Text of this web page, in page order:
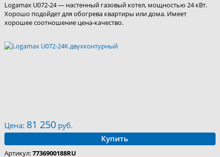
Logamax U072-24 — настенный газовый котел, мощностью 24 кВт.
Хорошо подойдет для обогрева квартиры или дома. Имеет
хорошее соотношение цена-качество.
Цена: 81 250руб.
Купить
Артикул:7736900188RU